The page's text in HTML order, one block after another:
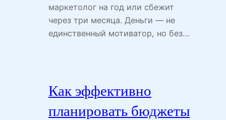
маркетолог на год или сбежит
через три месяца. Деньги — не
единственный мотиватор, но без…
Как эффективно
планировать бюджеты